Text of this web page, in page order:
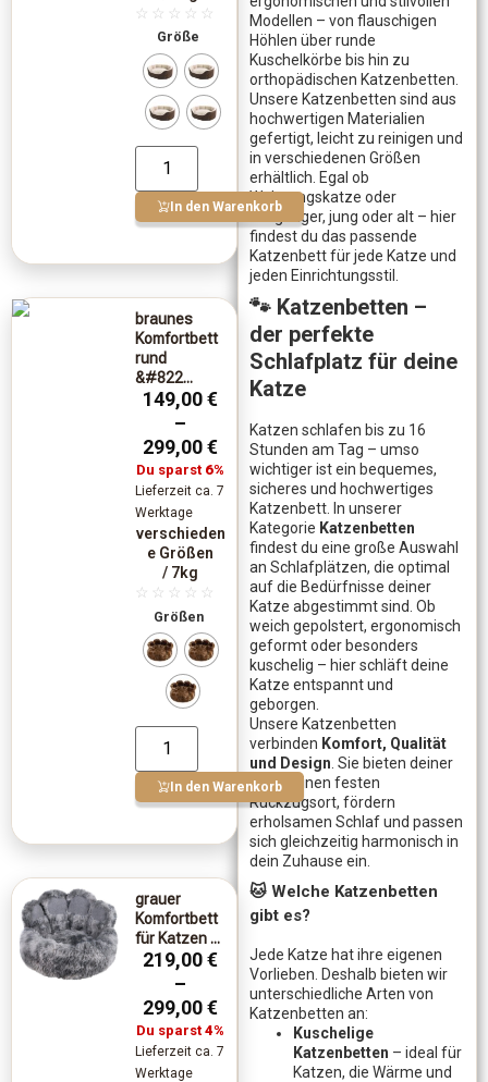
Modellen – von flauschigen
Höhlen über runde
Kuschelkörbe bis hin zu
orthopädischen Katzenbetten.
Unsere Katzenbetten sind aus
hochwertigen Materialien
gefertigt, leicht zu reinigen und
in verschiedenen Größen
erhältlich. Egal ob
Wohnungskatze oder
Freigänger, jung oder alt – hier
findest du das passende
Katzenbett für jede Katze und
jeden Einrichtungsstil.
🐾 Katzenbetten –
der perfekte
Schlafplatz für deine
Katze
Katzen schlafen bis zu 16
Stunden am Tag – umso
wichtiger ist ein bequemes,
sicheres und hochwertiges
Katzenbett. In unserer
Kategorie Katzenbetten
findest du eine große Auswahl
an Schlafplätzen, die optimal
auf die Bedürfnisse deiner
Katze abgestimmt sind. Ob
weich gepolstert, ergonomisch
geformt oder besonders
kuschelig – hier schläft deine
Katze entspannt und
geborgen.
Unsere Katzenbetten
verbinden Komfort, Qualität
und Design . Sie bieten deiner
Katze einen festen
Rückzugsort, fördern
erholsamen Schlaf und passen
sich gleichzeitig harmonisch in
dein Zuhause ein.
🐱 Welche Katzenbetten
gibt es?
Jede Katze hat ihre eigenen
Vorlieben. Deshalb bieten wir
unterschiedliche Arten von
Katzenbetten an:
Kuschelige
Katzenbetten – ideal für
Katzen, die Wärme und
☆ ☆ ☆ ☆ ☆
Größe
In den Warenkorb
braunes
Komfortbett
rund
&#822...
149,00€
–
299,00€
Du sparst 6%
Lieferzeit ca. 7
Werktage
verschieden
e Größen
/ 7kg
☆ ☆ ☆ ☆ ☆
Größen
In den Warenkorb
grauer
Komfortbett
für Katzen ...
219,00€
–
299,00€
Du sparst4%
Lieferzeit ca. 7
Werktage